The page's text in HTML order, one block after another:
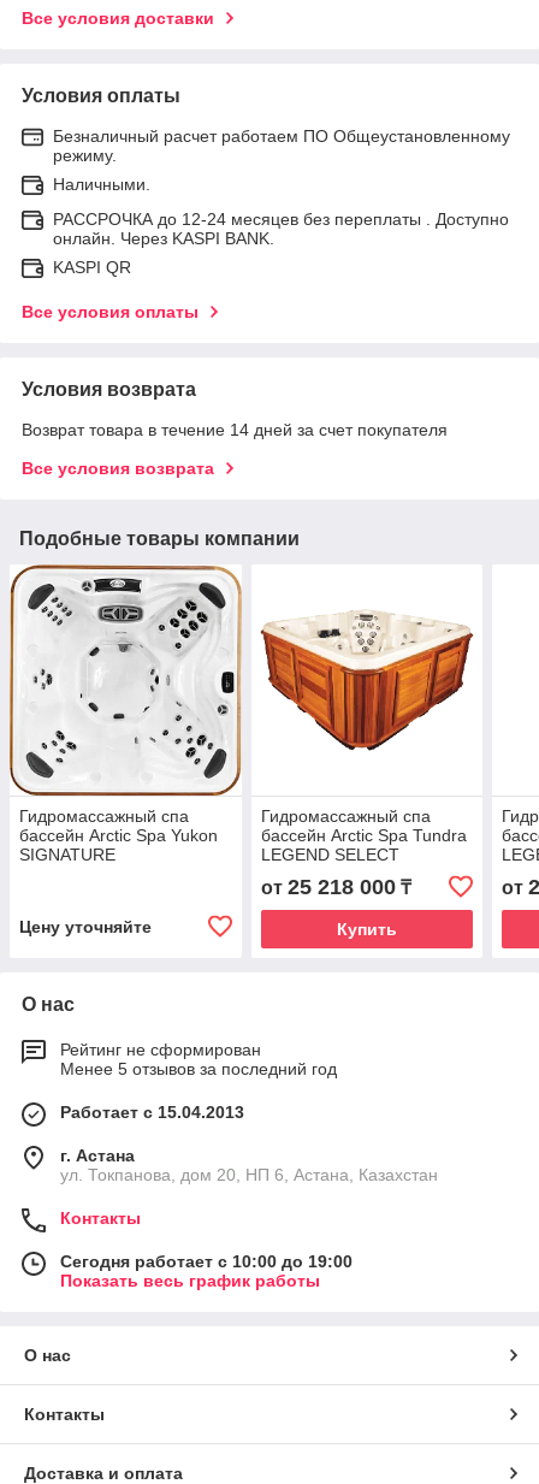
Все условия доставки
Условия оплаты
Безналичный расчет работаем ПО Общеустановленному
режиму.
Наличными.
РАССРОЧКА до 12-24 месяцев без переплаты . Доступно
онлайн. Через KASPI BANK.
KASPI QR
Все условия оплаты
Условия возврата
Возврат товара в течение 14 дней за счет покупателя
Все условия возврата
Подобные товары компании
Гидромассажный спа
бассейн Arctic Spa Yukon
SIGNATURE
Цену уточняйте
Гидромассажный спа
бассейн Arctic Spa Tundra
LEGEND SELECT
от 25 218 000₸
Купить
от
О нас
Рейтинг не сформирован
Менее 5 отзывов за последний год
Работает с 15.04.2013
г. Астана
ул. Токпанова, дом 20, НП 6, Астана, Казахстан
Контакты
Сегодня работает с 10:00 до 19:00
Показать весь график работы
О нас
Контакты
Доставка и оплата